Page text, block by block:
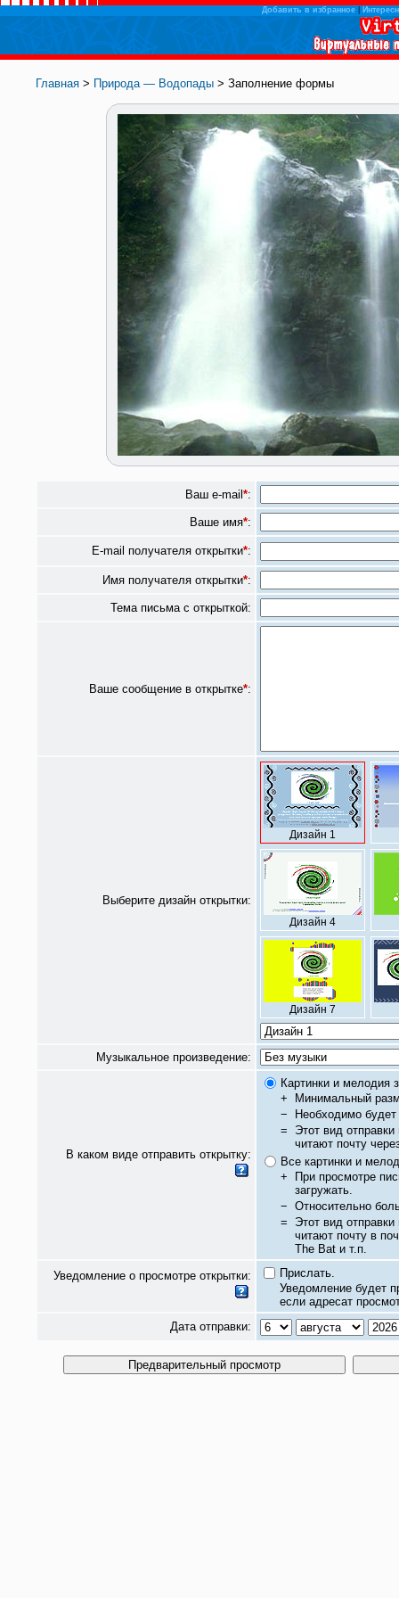
Добавить в избранное|
Главная > Природа — Водопады > Заполнение формы
Ваш e-mail *:
Ваше имя*:
E-mail получателя открытки*:
Имя получателя открытки*:
Тема письма с открыткой:
Ваше сообщение в открытке*:
Выберите дизайн открытки:
Дизайн 1
Дизайн 4
Дизайн 7
Музыкальное произведение:
В каком виде отправить открытку:
Картинки и мелодия
+
Минимальный
−
Необходимо будет
= Этот вид
читают почту
Все картинки и
+
При просмотре
загружать.
− Относительно
= Этот вид
читают почту в
The Bat и т.п.
Уведомление о просмотре открытки:
Прислать.
Уведомление будет
если адресат
Дата отправки: